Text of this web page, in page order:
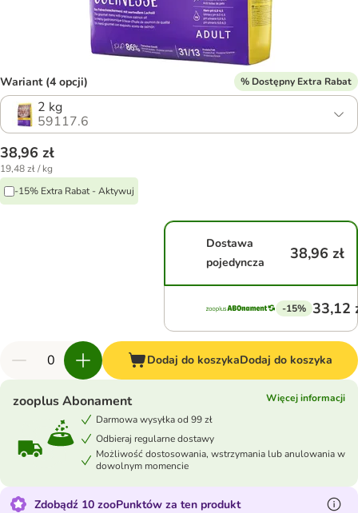
Wariant (4 opcji) % Dostępny Extra Rabat
2 kg
59117.6
38,96 zł
19,48 zł / kg
-15% Extra Rabat - Aktywuj
Dostawa
pojedyncza
38,96 zł
-15% 33,12
Dodaj do koszykaDodaj do koszyka
zooplus Abonament
Więcej informacji
Darmowa wysyłka od 99 zł
Odbieraj regularne dostawy
Możliwość dostosowania, wstrzymania lub anulowania w
dowolnym momencie
Zdobądź 10 zooPunktów za ten produkt